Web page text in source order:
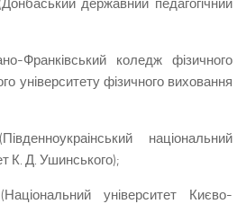
державний педагогічний
Франківський коледж фізичного
університету фізичного виховання
національний
К. Д. Ушинського);
університет Києво-